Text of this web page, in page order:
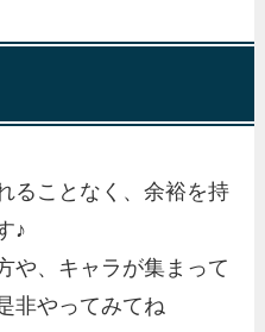
ることなく、余裕を持
♪
や、キャラが集まって
非やってみてね